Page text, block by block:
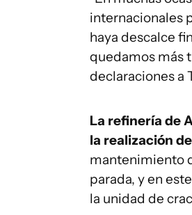
internacionales
haya descalce
quedamos más
declaraciones a
La refinería de
la realización
mantenimiento
parada, y en
la unidad de